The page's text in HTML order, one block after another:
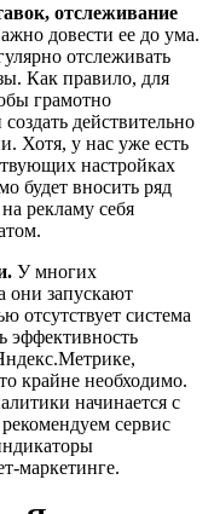
отслеживание
довести ее до ума.
отслеживать
Как правило, для
грамотно
действительно
Хотя, у нас уже есть
настройках
будет вносить ряд
рекламу себя
У многих
они запускают
отсутствует система
эффективность
крайне необходимо.
начинается с
сервис
маркетинге.